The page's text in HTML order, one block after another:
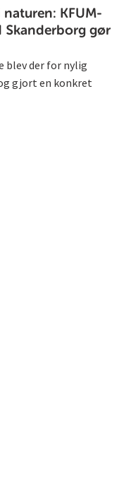
KFUM-
Skanderborg gør
blev der for nylig
gjort en konkret